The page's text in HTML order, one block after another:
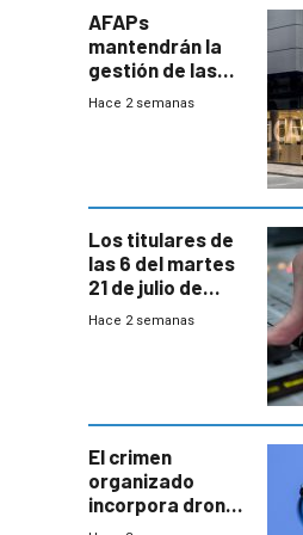
AFAPs
mantendrán la
gestión de las
cuentas
Hace 2 semanas
Los titulares de
las 6 del martes
21 de julio de
2026
Hace 2 semanas
El crimen
organizado
incorpora drones
y abre un nuevo